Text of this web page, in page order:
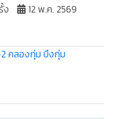
ง
12 พ.ค. 2569
คลองกุ่ม บึงกุ่ม